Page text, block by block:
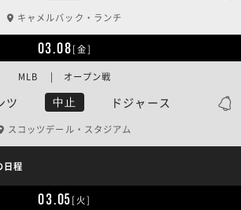
キャメルバック・ランチ
03.08[金]
ツ 中止 ドジャース
MLB | オープン戦
スコッツデール・スタジアム
日程
03.05[火]